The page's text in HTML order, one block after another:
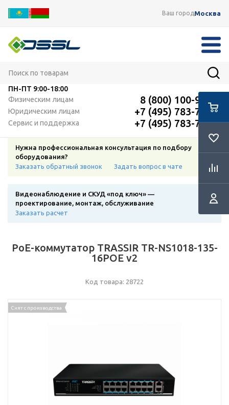
Ваш городМосква
ПН-ПТ 9:00-18:00
Физическим лицам
8 (800) 100-91-12
Юридическим лицам +7 (495) 783-72-87
Сервис и поддержка +7 (495) 783-72-87
Нужна профессиональная консультация по подбору
оборудования?
Заказать обратный звонок
Задать вопрос в чате
Видеонаблюдение и СКУД «под ключ» —
проектирование, монтаж, обслуживание
Заказать расчет
РоЕ-коммутатор TRASSIR TR-NS1018-135-
16POE v2
Код товара: 28722
Снят с производства